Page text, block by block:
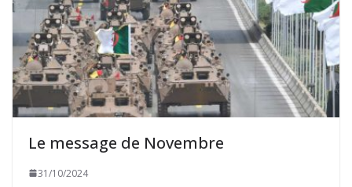
Le message de Novembre
31/10/2024